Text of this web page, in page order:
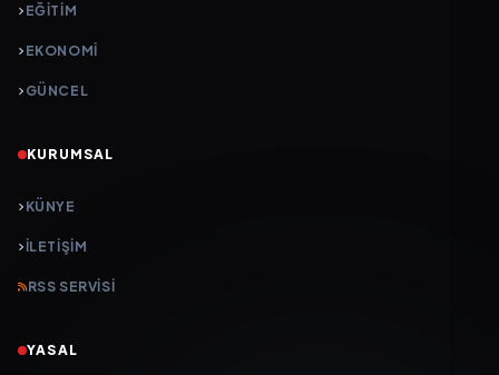
EĞİTİM
EKONOMİ
GÜNCEL
KURUMSAL
KÜNYE
İLETIŞIM
RSS SERVISI
YASAL